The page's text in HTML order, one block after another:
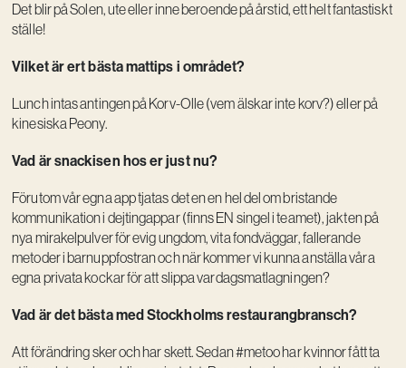
Det blir på Solen, ute eller inne beroende på årstid, ett helt fantastiskt
ställe!
Vilket är ert bästa mattips i området?
Lunch intas antingen på Korv-Olle (vem älskar inte korv?) eller på
kinesiska Peony.
Vad är snackisen hos er just nu?
Förutom vår egna app tjatas det en en hel del om bristande
kommunikation i dejtingappar (finns EN singel i teamet), jakten på
nya mirakelpulver för evig ungdom, vita fondväggar, fallerande
metoder i barnuppfostran och när kommer vi kunna anställa våra
egna privata kockar för att slippa vardagsmatlagningen?
Vad är det bästa med Stockholms restaurangbransch?
Att förändring sker och har skett. Sedan #metoo har kvinnor fått ta